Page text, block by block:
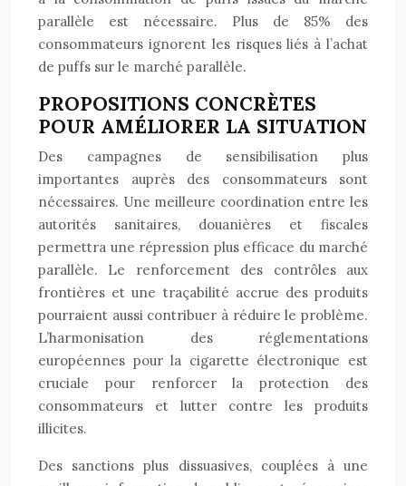
parallèle est nécessaire. Plus de 85% des
consommateurs ignorent les risques liés à l’achat
de puffs sur le marché parallèle.
PROPOSITIONS CONCRÈTES
POUR AMÉLIORER LA SITUATION
Des campagnes de sensibilisation plus
importantes auprès des consommateurs sont
nécessaires. Une meilleure coordination entre les
autorités sanitaires, douanières et fiscales
permettra une répression plus efficace du marché
parallèle. Le renforcement des contrôles aux
frontières et une traçabilité accrue des produits
pourraient aussi contribuer à réduire le problème.
L’harmonisation des réglementations
européennes pour la cigarette électronique est
cruciale pour renforcer la protection des
consommateurs et lutter contre les produits
illicites.
Des sanctions plus dissuasives, couplées à une